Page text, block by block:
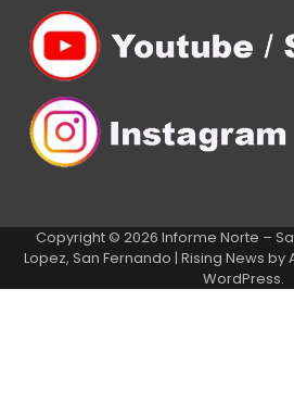
Copyright © 2026 Informe Norte –
Lopez, San Fernando | Rising News by
WordPress.